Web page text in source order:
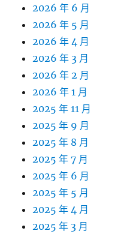
2026 年 6 月
2026 年 5 月
2026 年 4 月
2026 年 3 月
2026 年 2 月
2026 年 1 月
2025 年 11 月
2025 年 9 月
2025 年 8 月
2025 年 7 月
2025 年 6 月
2025 年 5 月
2025 年 4 月
2025 年 3 月